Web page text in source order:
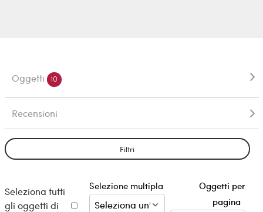
Oggetti 10
Recensioni
Filtri
Seleziona tutti
gli oggetti di
Selezione multipla
Oggetti per
pagina